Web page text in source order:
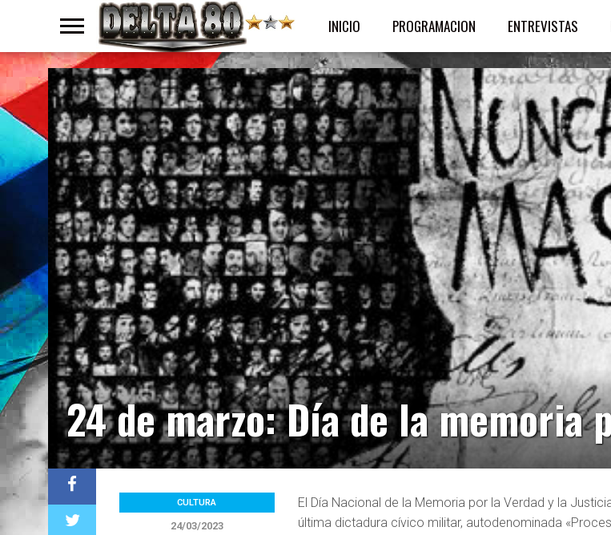
INICIO PROGRAMACION ENTREVISTAS
24 de marzo: Día de la
El Día Nacional de la Memoria por la Verdad y la
última dictadura cívico militar, autodenominada
CULTURA
24/03/2023